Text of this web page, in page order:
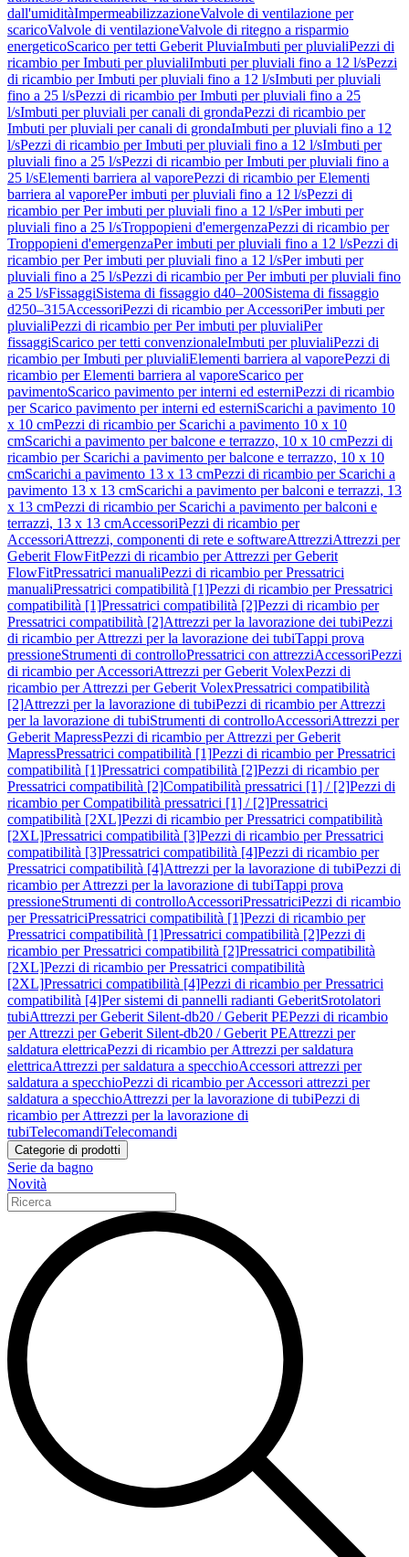
dall'umiditàImpermeabilizzazioneValvole di ventilazione per
scaricoValvole di ventilazioneValvole di ritegno a risparmio
energeticoScarico per tetti Geberit PluviaImbuti per pluvialiPezzi di
ricambio per Imbuti per pluvialiImbuti per pluviali fino a 12 l/sPezzi
di ricambio per Imbuti per pluviali fino a 12 l/sImbuti per pluviali
fino a 25 l/sPezzi di ricambio per Imbuti per pluviali fino a 25
l/sImbuti per pluviali per canali di grondaPezzi di ricambio per
Imbuti per pluviali per canali di grondaImbuti per pluviali fino a 12
l/sPezzi di ricambio per Imbuti per pluviali fino a 12 l/sImbuti per
pluviali fino a 25 l/sPezzi di ricambio per Imbuti per pluviali fino a
25 l/sElementi barriera al vaporePezzi di ricambio per Elementi
barriera al vaporePer imbuti per pluviali fino a 12 l/sPezzi di
ricambio per Per imbuti per pluviali fino a 12 l/sPer imbuti per
pluviali fino a 25 l/sTroppopieni d'emergenzaPezzi di ricambio per
Troppopieni d'emergenzaPer imbuti per pluviali fino a 12 l/sPezzi di
ricambio per Per imbuti per pluviali fino a 12 l/sPer imbuti per
pluviali fino a 25 l/sPezzi di ricambio per Per imbuti per pluviali fino
a 25 l/sFissaggiSistema di fissaggio d40–200Sistema di fissaggio
d250–315AccessoriPezzi di ricambio per AccessoriPer imbuti per
pluvialiPezzi di ricambio per Per imbuti per pluvialiPer
fissaggiScarico per tetti convenzionaleImbuti per pluvialiPezzi di
ricambio per Imbuti per pluvialiElementi barriera al vaporePezzi di
ricambio per Elementi barriera al vaporeScarico per
pavimentoScarico pavimento per interni ed esterniPezzi di ricambio
per Scarico pavimento per interni ed esterniScarichi a pavimento 10
x 10 cmPezzi di ricambio per Scarichi a pavimento 10 x 10
cmScarichi a pavimento per balcone e terrazzo, 10 x 10 cmPezzi di
ricambio per Scarichi a pavimento per balcone e terrazzo, 10 x 10
cmScarichi a pavimento 13 x 13 cmPezzi di ricambio per Scarichi a
pavimento 13 x 13 cmScarichi a pavimento per balconi e terrazzi, 13
x 13 cmPezzi di ricambio per Scarichi a pavimento per balconi e
terrazzi, 13 x 13 cmAccessoriPezzi di ricambio per
AccessoriAttrezzi, componenti di rete e softwareAttrezziAttrezzi per
Geberit FlowFitPezzi di ricambio per Attrezzi per Geberit
FlowFitPressatrici manualiPezzi di ricambio per Pressatrici
manualiPressatrici compatibilità [1]Pezzi di ricambio per Pressatrici
compatibilità [1]Pressatrici compatibilità [2]Pezzi di ricambio per
Pressatrici compatibilità [2]Attrezzi per la lavorazione dei tubiPezzi
di ricambio per Attrezzi per la lavorazione dei tubiTappi prova
pressioneStrumenti di controlloPressatrici con attrezziAccessoriPezzi
di ricambio per AccessoriAttrezzi per Geberit VolexPezzi di
ricambio per Attrezzi per Geberit VolexPressatrici compatibilità
[2]Attrezzi per la lavorazione di tubiPezzi di ricambio per Attrezzi
per la lavorazione di tubiStrumenti di controlloAccessoriAttrezzi per
Geberit MapressPezzi di ricambio per Attrezzi per Geberit
MapressPressatrici compatibilità [1]Pezzi di ricambio per Pressatrici
compatibilità [1]Pressatrici compatibilità [2]Pezzi di ricambio per
Pressatrici compatibilità [2]Compatibilità pressatrici [1] / [2]Pezzi di
ricambio per Compatibilità pressatrici [1] / [2]Pressatrici
compatibilità [2XL]Pezzi di ricambio per Pressatrici compatibilità
[2XL]Pressatrici compatibilità [3]Pezzi di ricambio per Pressatrici
compatibilità [3]Pressatrici compatibilità [4]Pezzi di ricambio per
Pressatrici compatibilità [4]Attrezzi per la lavorazione di tubiPezzi di
ricambio per Attrezzi per la lavorazione di tubiTappi prova
pressioneStrumenti di controlloAccessoriPressatriciPezzi di ricambio
per PressatriciPressatrici compatibilità [1]Pezzi di ricambio per
Pressatrici compatibilità [1]Pressatrici compatibilità [2]Pezzi di
ricambio per Pressatrici compatibilità [2]Pressatrici compatibilità
[2XL]Pezzi di ricambio per Pressatrici compatibilità
[2XL]Pressatrici compatibilità [4]Pezzi di ricambio per Pressatrici
compatibilità [4]Per sistemi di pannelli radianti GeberitSrotolatori
tubiAttrezzi per Geberit Silent-db20 / Geberit PEPezzi di ricambio
per Attrezzi per Geberit Silent-db20 / Geberit PEAttrezzi per
saldatura elettricaPezzi di ricambio per Attrezzi per saldatura
elettricaAttrezzi per saldatura a specchioAccessori attrezzi per
saldatura a specchioPezzi di ricambio per Accessori attrezzi per
saldatura a specchioAttrezzi per la lavorazione di tubiPezzi di
ricambio per Attrezzi per la lavorazione di
tubiTelecomandiTelecomandi
Categorie di prodotti
Serie da bagno
Novità